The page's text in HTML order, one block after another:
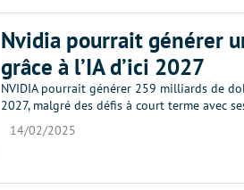
Nvidia pourrait générer
grâce à l’IA d’ici 2027
NVIDIA pourrait générer 259 milliards de
2027, malgré des défis à court terme avec
14/02/2025